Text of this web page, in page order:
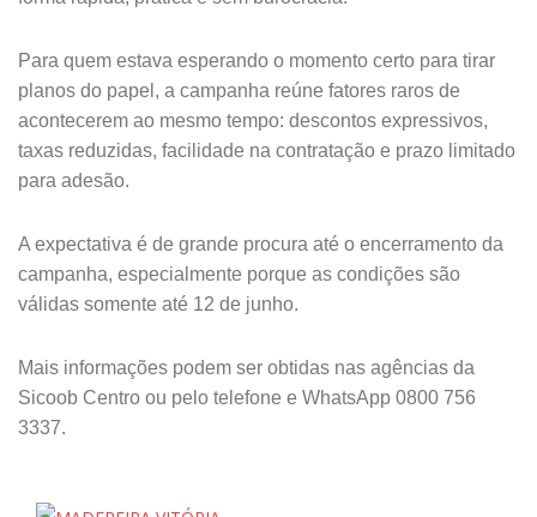
Para quem estava esperando o momento certo para tirar
planos do papel, a campanha reúne fatores raros de
acontecerem ao mesmo tempo: descontos expressivos,
taxas reduzidas, facilidade na contratação e prazo limitado
para adesão.
A expectativa é de grande procura até o encerramento da
campanha, especialmente porque as condições são
válidas somente até 12 de junho.
Mais informações podem ser obtidas nas agências da
Sicoob Centro ou pelo telefone e WhatsApp 0800 756
3337.